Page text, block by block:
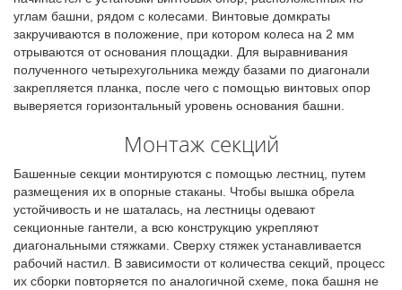
углам башни, рядом с колесами. Винтовые домкраты
закручиваются в положение, при котором колеса на 2 мм
отрываются от основания площадки. Для выравнивания
полученного четырехугольника между базами по диагонали
закрепляется планка, после чего с помощью винтовых опор
выверяется горизонтальный уровень основания башни.
Монтаж секций
Башенные секции монтируются с помощью лестниц, путем
размещения их в опорные стаканы. Чтобы вышка обрела
устойчивость и не шаталась, на лестницы одевают
секционные гантели, а всю конструкцию укрепляют
диагональными стяжками. Сверху стяжек устанавливается
рабочий настил. В зависимости от количества секций, процесс
их сборки повторяется по аналогичной схеме, пока башня не